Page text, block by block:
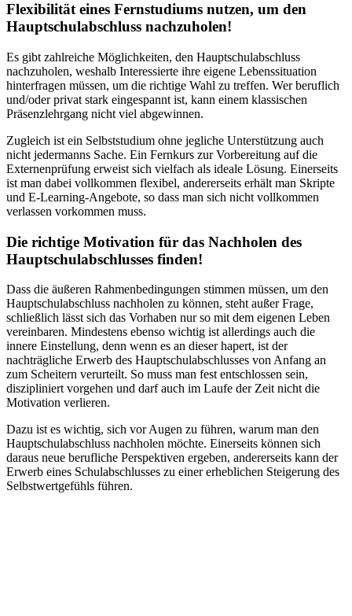
Flexibilität eines Fernstudiums nutzen, um den
Hauptschulabschluss nachzuholen!
Es gibt zahlreiche Möglichkeiten, den Hauptschulabschluss
nachzuholen, weshalb Interessierte ihre eigene Lebenssituation
hinterfragen müssen, um die richtige Wahl zu treffen. Wer beruflich
und/oder privat stark eingespannt ist, kann einem klassischen
Präsenzlehrgang nicht viel abgewinnen.
Zugleich ist ein Selbststudium ohne jegliche Unterstützung auch
nicht jedermanns Sache. Ein Fernkurs zur Vorbereitung auf die
Externenprüfung erweist sich vielfach als ideale Lösung. Einerseits
ist man dabei vollkommen flexibel, andererseits erhält man Skripte
und E-Learning-Angebote, so dass man sich nicht vollkommen
verlassen vorkommen muss.
Die richtige Motivation für das Nachholen des
Hauptschulabschlusses finden!
Dass die äußeren Rahmenbedingungen stimmen müssen, um den
Hauptschulabschluss nachholen zu können, steht außer Frage,
schließlich lässt sich das Vorhaben nur so mit dem eigenen Leben
vereinbaren. Mindestens ebenso wichtig ist allerdings auch die
innere Einstellung, denn wenn es an dieser hapert, ist der
nachträgliche Erwerb des Hauptschulabschlusses von Anfang an
zum Scheitern verurteilt. So muss man fest entschlossen sein,
diszipliniert vorgehen und darf auch im Laufe der Zeit nicht die
Motivation verlieren.
Dazu ist es wichtig, sich vor Augen zu führen, warum man den
Hauptschulabschluss nachholen möchte. Einerseits können sich
daraus neue berufliche Perspektiven ergeben, andererseits kann der
Erwerb eines Schulabschlusses zu einer erheblichen Steigerung des
Selbstwertgefühls führen.